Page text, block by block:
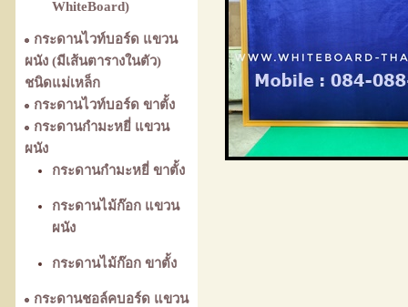
WhiteBoard)
กระดานไวท์บอร์ด แขวน
ผนัง (มีเส้นตารางในตัว)
ชนิดแม่เหล็ก
กระดานไวท์บอร์ด ขาตั้ง
กระดานกำมะหยี่ แขวน
ผนัง
กระดานกำมะหยี่ ขาตั้ง
กระดานไม้ก๊อก แขวน
ผนัง
กระดานไม้ก๊อก ขาตั้ง
กระดานชอล์คบอร์ด แขวน